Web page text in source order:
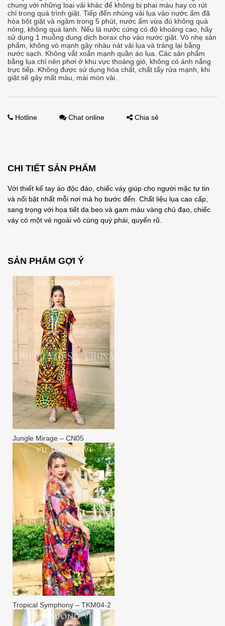
chung với những loại vải khác để không bị phai màu hay co rút
chỉ trong quá trình giặt. Tiếp đến nhúng vải lụa vào nước ấm đã
hòa bột giặt và ngâm trong 5 phút, nước ấm vừa đủ không quá
nóng, không quá lạnh. Nếu là nước cứng có độ khoáng cao, hãy
sử dụng 1 muỗng dung dịch borax cho vào nước giặt. Vò nhẹ sản
phẩm, không vò mạnh gây nhàu nát vải lụa và tráng lại bằng
nước sạch. Không vắt xoắn mạnh quần áo lụa. Các sản phẩm
bằng lụa chỉ nên phơi ở khu vực thoáng gió, không có ánh nắng
trực tiếp. Không được sử dụng hóa chất, chất tẩy rửa mạnh, khi
giặt sẽ gây mất màu, mài mòn vải.
Hotline Chat online Chia sẻ
CHI TIẾT SẢN PHẨM
Với thiết kế tay áo độc đáo, chiếc váy giúp cho người mặc tự tin
và nổi bật nhất mỗi nơi mà họ bước đến. Chất liệu lụa cao cấp,
sang trọng với họa tiết da beo và gam màu vàng chủ đạo, chiếc
váy có một vẻ ngoài vô cùng quý phái, quyến rũ.
SẢN PHẨM GỢI Ý
Jungle Mirage – CN05
Tropical Symphony – TKM04-2